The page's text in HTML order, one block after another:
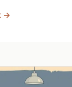
→